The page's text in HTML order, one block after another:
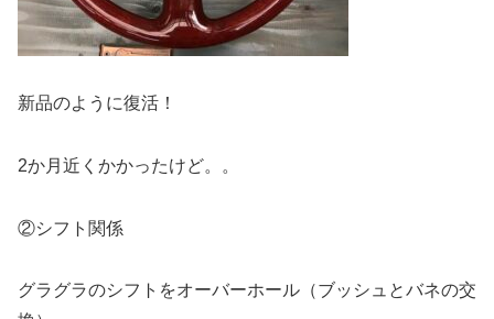
新品のように復活！
2か月近くかかったけど。。
②シフト関係
グラグラのシフトをオーバーホール（ブッシュとバネの交